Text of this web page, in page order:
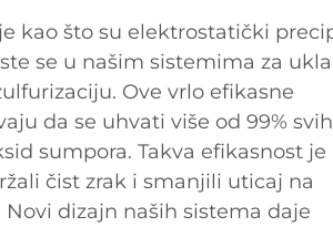
kao što su elektrostatički
se u našim sistemima za
Ove vrlo efikasne
da se uhvati više od 99% svih
sumpora. Takva efikasnost je
čist zrak i smanjili uticaj na
dizajn naših sistema daje